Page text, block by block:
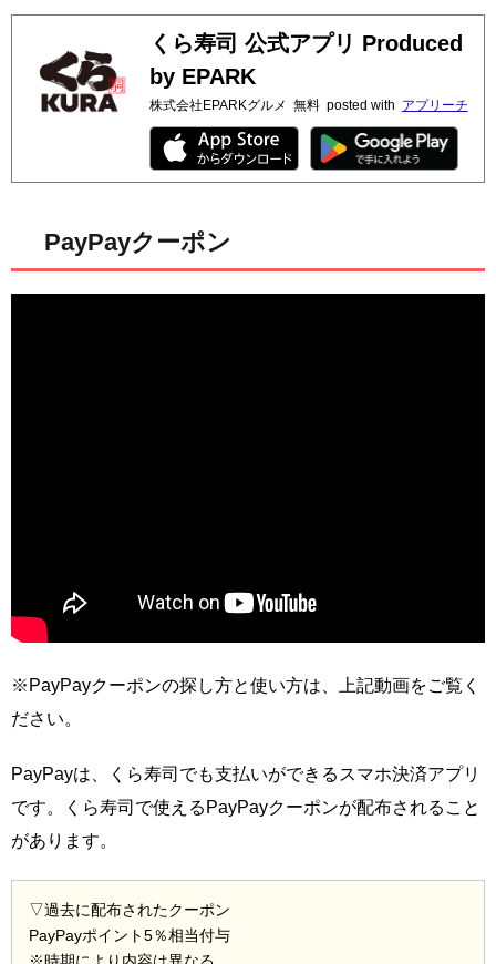
くら寿司 公式アプリ Produced
by EPARK
株式会社EPARKグルメ 無料 posted with アプリーチ
PayPayクーポン
※PayPayクーポンの探し方と使い方は、上記動画をご覧く
ださい。
PayPayは、くら寿司でも支払いができるスマホ決済アプリ
です。くら寿司で使えるPayPayクーポンが配布されること
があります。
▽過去に配布されたクーポン
PayPayポイント5％相当付与